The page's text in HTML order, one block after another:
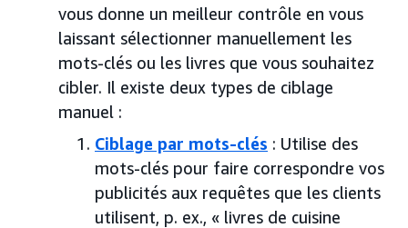
vous donne un meilleur contrôle en vous
laissant sélectionner manuellement les
mots-clés ou les livres que vous souhaitez
cibler. Il existe deux types de ciblage
manuel :
Ciblage par mots-clés : Utilise des
mots-clés pour faire correspondre vos
publicités aux requêtes que les clients
utilisent, p. ex., « livres de cuisine